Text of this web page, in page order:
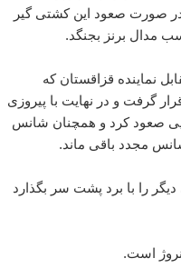
در صورت صعود این کشتی گیر
مدال برنز بجنگد.
نماینده قزاقستان که
گرفت و در نهایت با پیروزی
نهایی صعود کرد و همچنان شانس
مجدد باقی ماند.
را با برد پشت سر بگذارد
نروژ است.